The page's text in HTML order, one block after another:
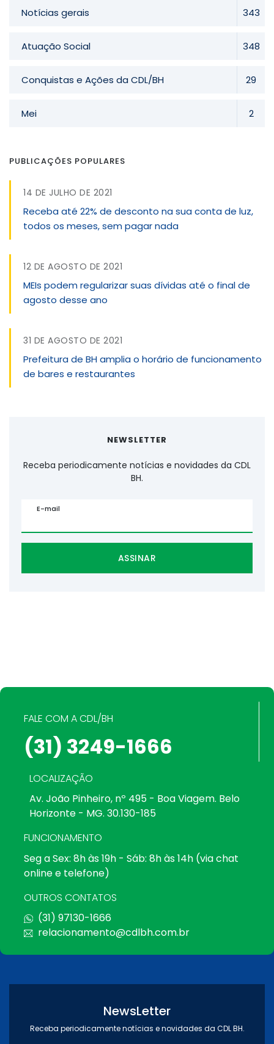
Notícias gerais 343
Atuação Social 348
Conquistas e Ações da CDL/BH 29
Mei 2
PUBLICAÇÕES POPULARES
14 DE JULHO DE 2021
Receba até 22% de desconto na sua conta de luz,
todos os meses, sem pagar nada
12 DE AGOSTO DE 2021
MEIs podem regularizar suas dívidas até o final de
agosto desse ano
31 DE AGOSTO DE 2021
Prefeitura de BH amplia o horário de funcionamento
de bares e restaurantes
NEWSLETTER
Receba periodicamente notícias e novidades da CDL
BH.
E-mail
ASSINAR
FALE COM A CDL/BH
(31) 3249-1666
LOCALIZAÇÃO
Av. João Pinheiro, nº 495 - Boa Viagem. Belo
Horizonte - MG. 30.130-185
FUNCIONAMENTO
Seg a Sex: 8h às 19h - Sáb: 8h às 14h (via chat
online e telefone)
OUTROS CONTATOS
(31) 97130-1666
relacionamento@cdlbh.com.br
NewsLetter
Receba periodicamente notícias e novidades da CDL BH.